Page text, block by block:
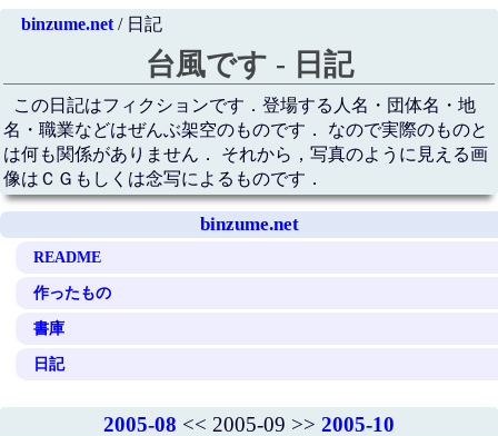
binzume.net/ 日記
台風です - 日記
この日記はフィクションです．登場する人名・団体名・地
名・職業などはぜんぶ架空のものです． なので実際のものと
は何も関係がありません． それから，写真のように見える画
像はＣＧもしくは念写によるものです．
binzume.net
README
作ったもの
書庫
日記
2005-08 << 2005-09 >> 2005-10